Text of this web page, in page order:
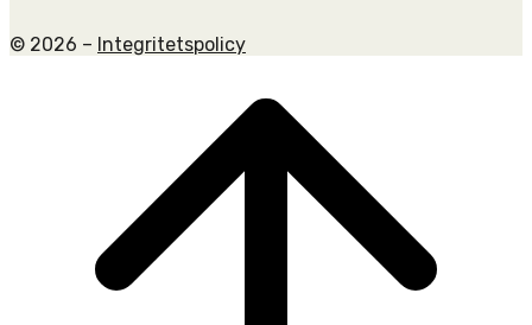
© 2026 – Integritetspolicy